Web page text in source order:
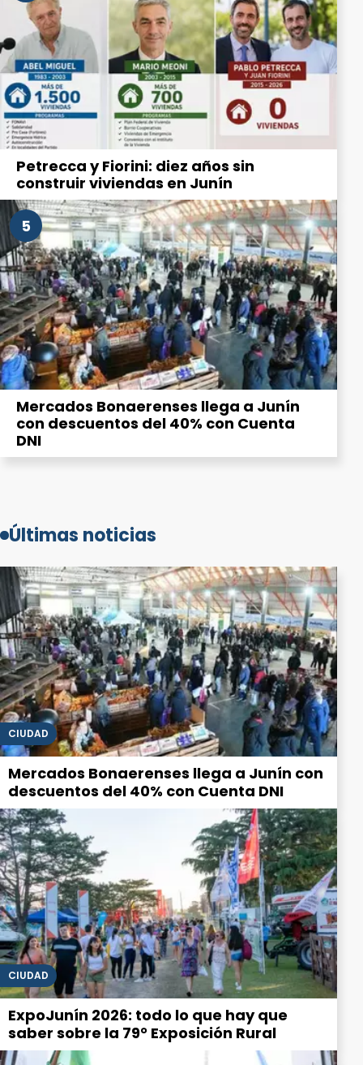
Petrecca y Fiorini: diez años sin
construir viviendas en Junín
5
Mercados Bonaerenses llega a Junín
con descuentos del 40% con Cuenta
DNI
Últimas noticias
CIUDAD
Mercados Bonaerenses llega a Junín con
descuentos del 40% con Cuenta DNI
CIUDAD
ExpoJunín 2026: todo lo que hay que
saber sobre la 79° Exposición Rural